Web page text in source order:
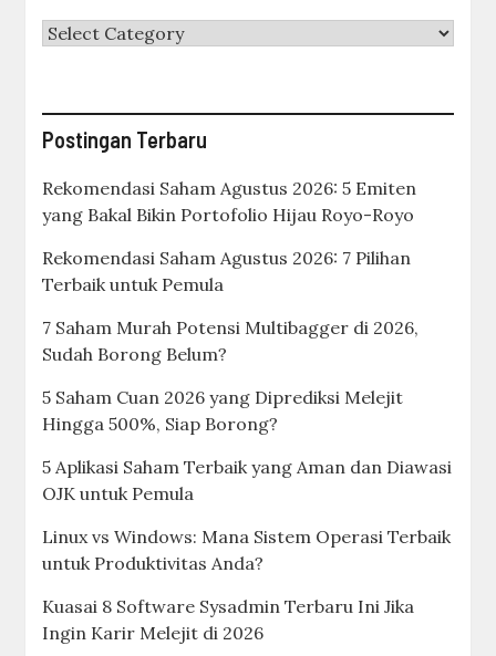
Categories
Postingan Terbaru
Rekomendasi Saham Agustus 2026: 5 Emiten
yang Bakal Bikin Portofolio Hijau Royo-Royo
Rekomendasi Saham Agustus 2026: 7 Pilihan
Terbaik untuk Pemula
7 Saham Murah Potensi Multibagger di 2026,
Sudah Borong Belum?
5 Saham Cuan 2026 yang Diprediksi Melejit
Hingga 500%, Siap Borong?
5 Aplikasi Saham Terbaik yang Aman dan Diawasi
OJK untuk Pemula
Linux vs Windows: Mana Sistem Operasi Terbaik
untuk Produktivitas Anda?
Kuasai 8 Software Sysadmin Terbaru Ini Jika
Ingin Karir Melejit di 2026